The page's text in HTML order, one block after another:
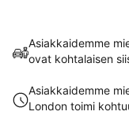
Asiakkaidemme
ovat kohtalaisen
Asiakkaidemme
London toimi